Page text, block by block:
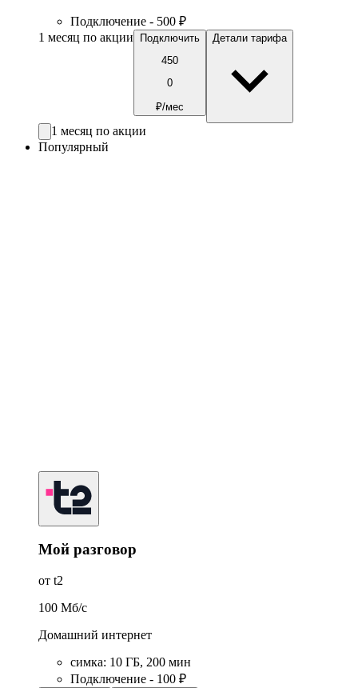
Подключение - 500 ₽
1 месяц по акции
Подключить
450
0
₽/мес
Детали тарифа
1 месяц по акции
Популярный
Мой разговор
от t2
100 Мб/c
Домашний интернет
симка: 10 ГБ, 200 мин
Подключение - 100 ₽